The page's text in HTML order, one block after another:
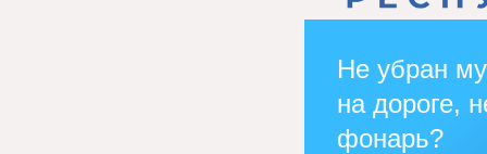
Не убран
на дороге,
фонарь?